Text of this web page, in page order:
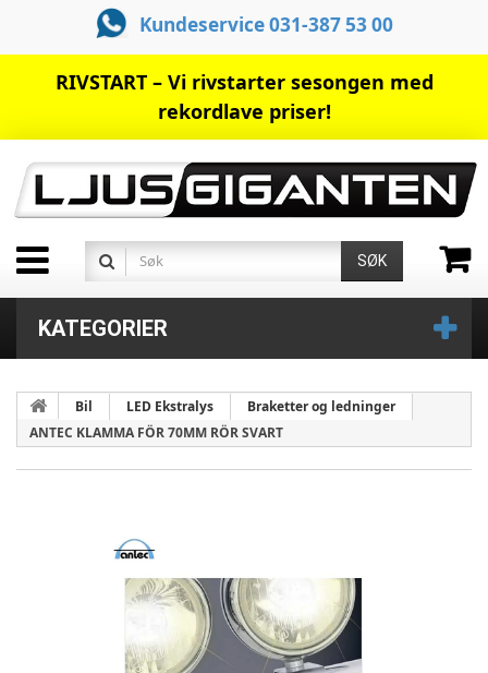
Kundeservice 031-387 53 00
RIVSTART – Vi rivstarter sesongen med
rekordlave priser!
SØK
KATEGORIER
Bil LED Ekstralys
Braketter og ledninger
ANTEC KLAMMA FÖR 70MM RÖR SVART